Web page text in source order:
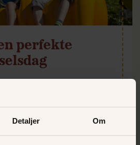
Detaljer Om
perfekte
kalender for gratis
som passer lige